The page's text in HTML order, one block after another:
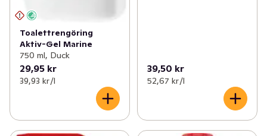
Toalettrengöring
Aktiv-Gel Marine
750 ml, Duck
29,95 kr
39,93 kr /l
39,50 kr
52,67 kr /l